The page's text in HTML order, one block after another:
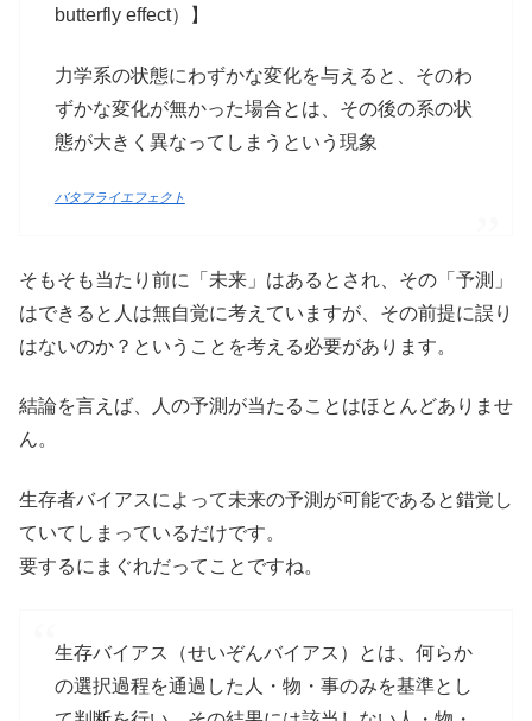
butterfly effect）】
力学系の状態にわずかな変化を与えると、そのわ
ずかな変化が無かった場合とは、その後の系の状
態が大きく異なってしまうという現象
バタフライエフェクト
そもそも当たり前に「未来」はあるとされ、その「予測」
はできると人は無自覚に考えていますが、その前提に誤り
はないのか？ということを考える必要があります。
結論を言えば、人の予測が当たることはほとんどありませ
ん。
生存者バイアスによって未来の予測が可能であると錯覚し
ていてしまっているだけです。
要するにまぐれだってことですね。
生存バイアス（せいぞんバイアス）とは、何らか
の選択過程を通過した人・物・事のみを基準とし